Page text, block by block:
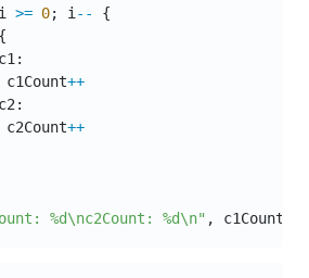
>= 0; i --
{
{
c1 :
		c1Count
++
c2 :
		c2Count
++
%d\nc2Count: %d\n" , c1Count